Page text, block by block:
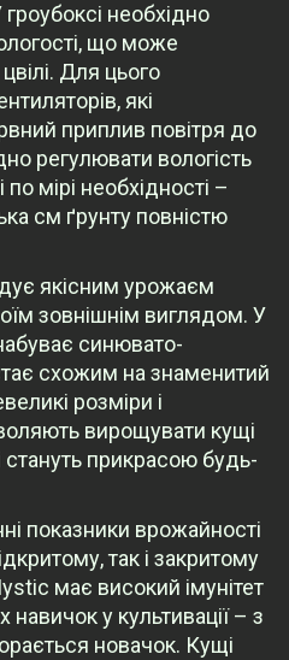
необхідно
що може
Для цього
які
приплив повітря до
регулювати вологість
мірі необхідності –
см ґрунту повністю
якісним урожаєм
зовнішнім виглядом. У
синювато-
схожим на знаменитий
розміри і
вирощувати кущі
стануть прикрасою будь-
показники врожайності
так і закритому
має високий імунітет
навичок у культивації – з
новачок. Кущі